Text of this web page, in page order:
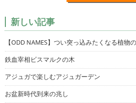
新しい記事
【ODD NAMES】つい突っ込みたくなる植物
鉄血宰相ビスマルクの木
アジュガで楽しむアジュガーデン
お盆新時代到来の兆し